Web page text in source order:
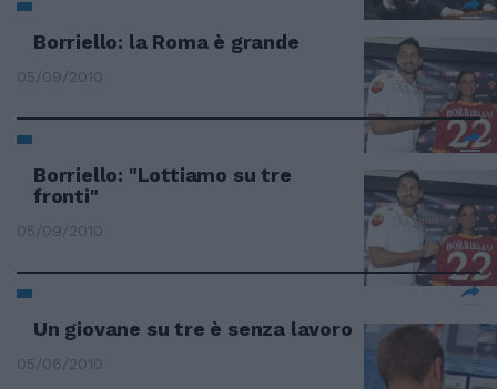
Borriello: la Roma è grande
05/09/2010
Borriello: "Lottiamo su tre
fronti"
05/09/2010
Un giovane su tre è senza lavoro
05/06/2010